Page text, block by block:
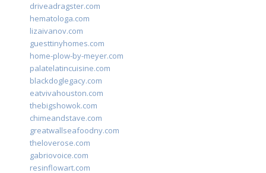
driveadragster.com
hematologa.com
lizaivanov.com
guesttinyhomes.com
home-plow-by-meyer.com
palatelatincuisine.com
blackdoglegacy.com
eatvivahouston.com
thebigshowok.com
chimeandstave.com
greatwallseafoodny.com
theloverose.com
gabriovoice.com
resinflowart.com